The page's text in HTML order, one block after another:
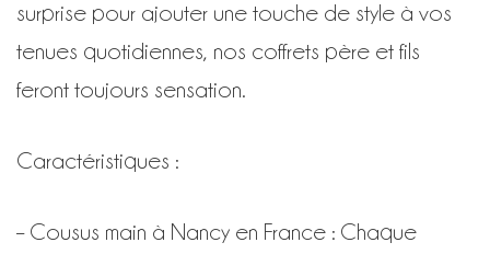
surprise pour ajouter une touche de style à vos
tenues quotidiennes, nos coffrets père et fils
feront toujours sensation.
Caractéristiques :
– Cousus main à Nancy en France : Chaque